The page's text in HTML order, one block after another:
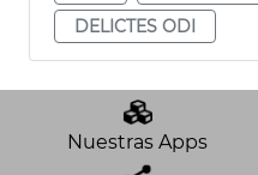
DELICTES ODI
Nuestras Apps